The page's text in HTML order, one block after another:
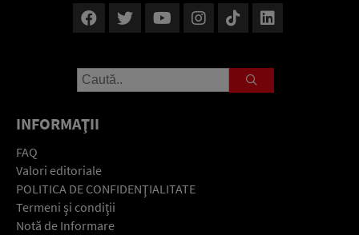
INFORMAŢII
FAQ
Valori editoriale
POLITICA DE CONFIDENŢIALITATE
Termeni şi condiţii
Notă de Informare